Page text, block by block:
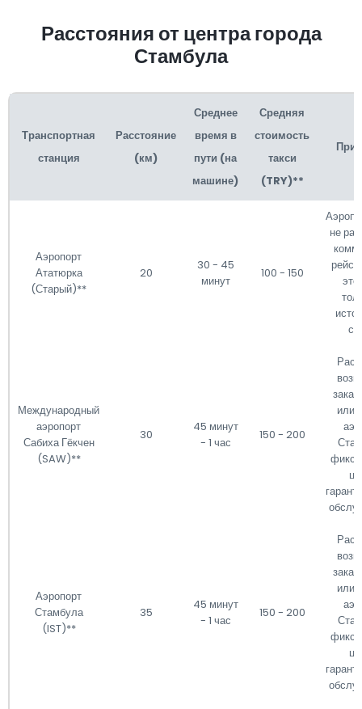
Расстояния от центра города
Стамбула
Транспортная
станция
Расстояние
(км)
Среднее
время в
пути (на
машине)
Средняя
стоимость
такси
(TRY)**
Аэропорт
Ататюрка
(Старый)**
20
30 - 45
минут
100 - 150
не
это
Международный
аэропорт
Сабиха Гёкчен
(SAW)**
30
45 минут
- 1 час
150 - 200
или
Аэропорт
Стамбула
(IST)**
35
45 минут
- 1 час
150 - 200
или